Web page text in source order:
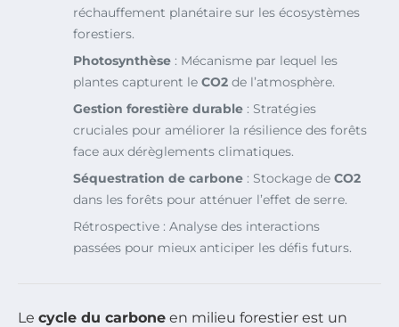
réchauffement planétaire sur les écosystèmes
forestiers.
Photosynthèse : Mécanisme par lequel les
plantes capturent le CO2 de l’atmosphère.
Gestion forestière durable : Stratégies
cruciales pour améliorer la résilience des forêts
face aux dérèglements climatiques.
Séquestration de carbone : Stockage de CO2
dans les forêts pour atténuer l’effet de serre.
Rétrospective : Analyse des interactions
passées pour mieux anticiper les défis futurs.
Le cycle du carbone en milieu forestier est un